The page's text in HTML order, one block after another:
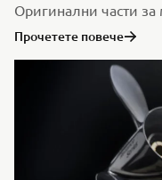
Оригинални части за
Прочетете повече